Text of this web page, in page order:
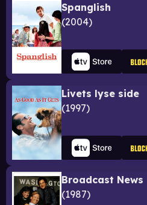
Spanglish
2004
Livets lyse side
1997
Broadcast News
1987